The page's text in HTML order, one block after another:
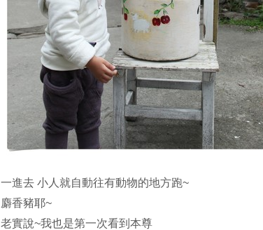
一進去 小人就自動往有動物的地方跑~
麝香豬耶~
老實說~我也是第一次看到本尊